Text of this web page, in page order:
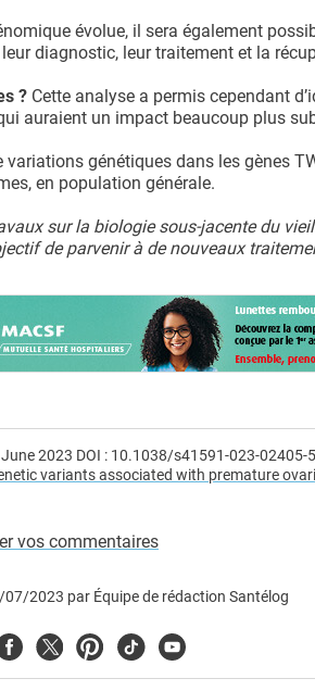
évolue, il sera également
diagnostic, leur traitement et la
? Cette analyse a permis cependant
auraient un impact beaucoup plus
variations génétiques dans les gènes
en population générale.
sur la biologie sous-jacente du
de parvenir à de nouveaux
2023 DOI : 10.1038/s41591-023-02405-5
variants associated with premature
vos commentaires
07/2023 par Équipe de rédaction Santélog
TwitterPinterest
TiktokYoutube